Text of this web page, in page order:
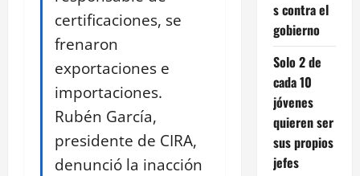
certificaciones, se
frenaron
exportaciones e
importaciones.
Rubén García,
presidente de CIRA,
denunció la inacción
s contra el
gobierno
Solo 2 de
cada 10
jóvenes
quieren ser
sus propios
jefes